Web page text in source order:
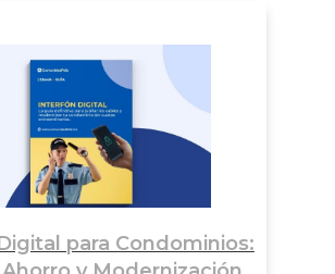
para Condominios: